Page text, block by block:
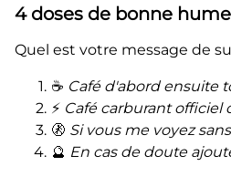
4 doses de bonne
Quel est votre message de
☕ Café d'abord ensuite
⚡ Café carburant officiel
🚷 Si vous me voyez
🔮 En cas de doute